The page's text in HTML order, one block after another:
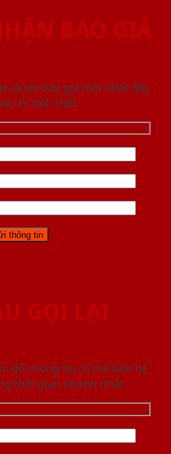
BÁO GIÁ
được báo giá mới nhât đầy
chi tiết nhất.
GỌI LẠI
để chúng tôi có thể liên hệ
thời gian nhanh nhất.